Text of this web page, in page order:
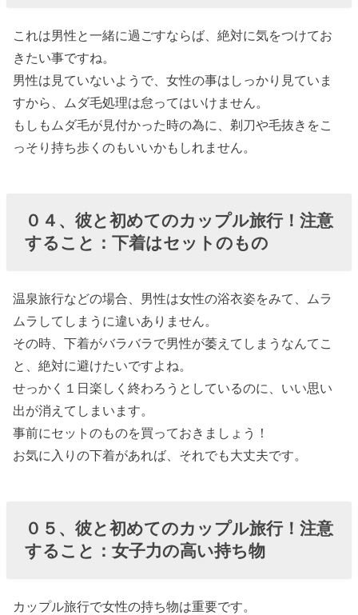
これは男性と一緒に過ごすならば、絶対に気をつけてお
きたい事ですね。
男性は見ていないようで、女性の事はしっかり見ていま
すから、ムダ毛処理は怠ってはいけません。
もしもムダ毛が見付かった時の為に、剃刀や毛抜きをこ
っそり持ち歩くのもいいかもしれません。
０４、彼と初めてのカップル旅行！注意
すること：下着はセットのもの
温泉旅行などの場合、男性は女性の浴衣姿をみて、ムラ
ムラしてしまうに違いありません。
その時、下着がバラバラで男性が萎えてしまうなんてこ
と、絶対に避けたいですよね。
せっかく１日楽しく終わろうとしているのに、いい思い
出が消えてしまいます。
事前にセットのものを買っておきましょう！
お気に入りの下着があれば、それでも大丈夫です。
０５、彼と初めてのカップル旅行！注意
すること：女子力の高い持ち物
カップル旅行で女性の持ち物は重要です。